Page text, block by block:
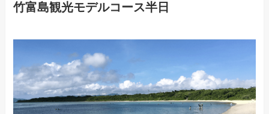
竹富島観光モデルコース半日